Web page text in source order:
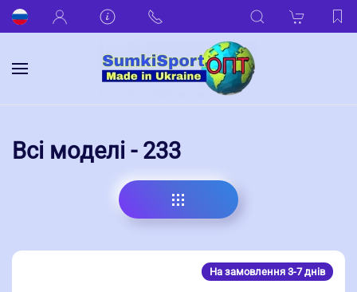
Всі моделі - 233
На замовлення 3-7 днів